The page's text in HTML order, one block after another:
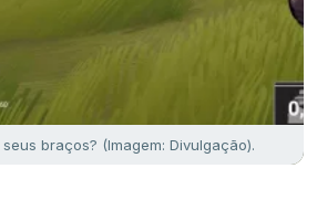
braços? (Imagem: Divulgação).